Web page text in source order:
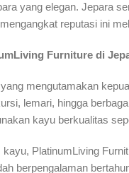
yang elegan. Jepara
reputasi ini
Furniture di
mengutamakan
lemari, hingga
kayu berkualitas
PlatinumLiving
berpengalaman